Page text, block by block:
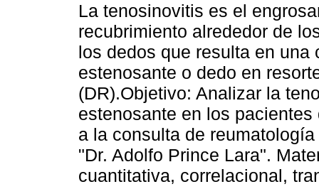
La tenosinovitis es el
recubrimiento alrededor de
los dedos que resulta en una
estenosante o dedo en
(DR).Objetivo: Analizar la
estenosante en los pacientes
a la consulta de
"Dr. Adolfo Prince Lara".
cuantitativa, correlacional,